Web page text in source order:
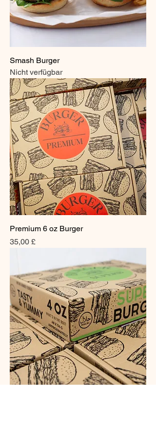
Smash Burger
Nicht verfügbar
Premium 6 oz Burger
Preis
35,00 £